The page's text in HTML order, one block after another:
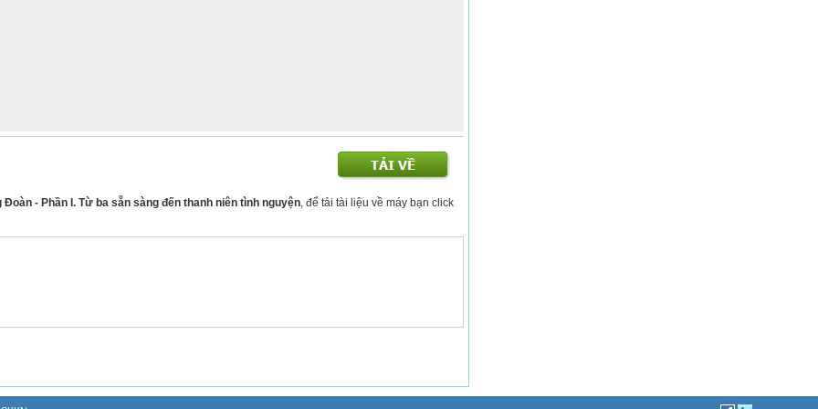
- Phần I. Từ ba sẵn sàng đến thanh niên tình nguyện, để tải tài liệu về máy bạn click